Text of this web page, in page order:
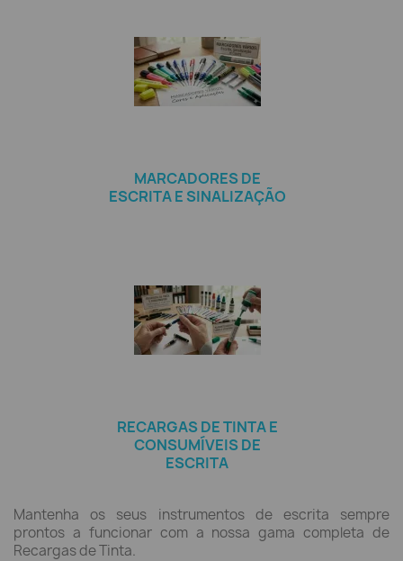
MARCADORES DE
ESCRITA E SINALIZAÇÃO
RECARGAS DE TINTA E
CONSUMÍVEIS DE
ESCRITA
Mantenha os seus instrumentos de escrita sempre
prontos a funcionar com a nossa gama completa de
Recargas de Tinta.